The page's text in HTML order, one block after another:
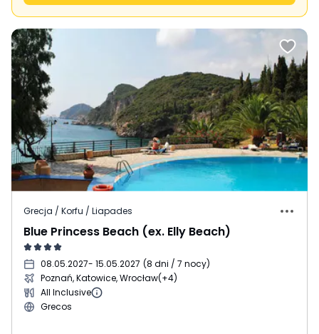
Grecja / Korfu / Liapades
Blue Princess Beach (ex. Elly Beach)
08.05.2027- 15.05.2027 (8 dni / 7 nocy)
Poznań, Katowice, Wrocław(+4)
All Inclusive
Grecos